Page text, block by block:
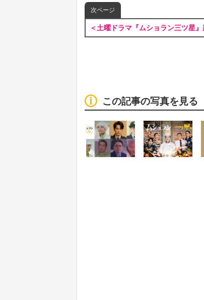
次ページ
＜土曜ドラマ『ムショラン三ツ星
この記事の写真を見る